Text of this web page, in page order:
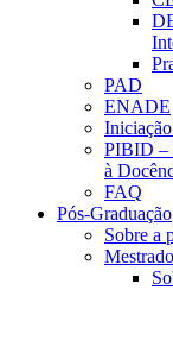
PAD
ENADE
PIBID –
à
FAQ
Pós-Graduação
Sobre a